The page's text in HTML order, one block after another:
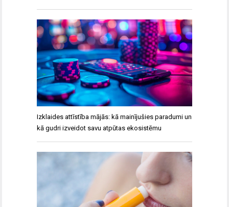
Izklaides attīstība mājās: kā mainījušies paradumi un
kā gudri izveidot savu atpūtas ekosistēmu